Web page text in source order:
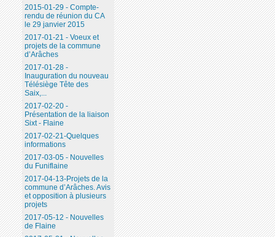
2015-01-29 - Compte-
rendu de réunion du CA
le 29 janvier 2015
2017-01-21 - Voeux et
projets de la commune
d’Arâches
2017-01-28 -
Inauguration du nouveau
Télésiège Tête des
Saix,...
2017-02-20 -
Présentation de la liaison
Sixt - Flaine
2017-02-21-Quelques
informations
2017-03-05 - Nouvelles
du Funiflaine
2017-04-13-Projets de la
commune d’Arâches. Avis
et opposition à plusieurs
projets
2017-05-12 - Nouvelles
de Flaine